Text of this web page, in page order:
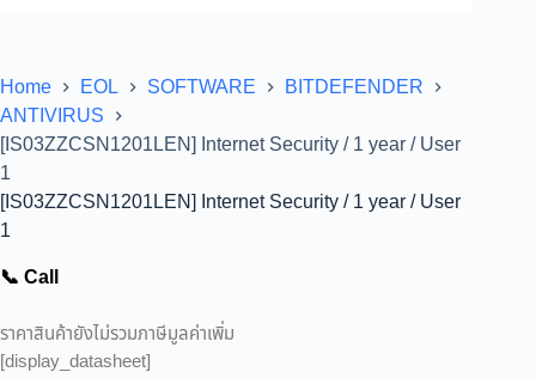
Home EOL SOFTWARE
BITDEFENDER
ANTIVIRUS
[IS03ZZCSN1201LEN] Internet Security / 1 year / User
1
[IS03ZZCSN1201LEN] Internet Security / 1 year / User
1
📞 Call
ราคาสินค้ายังไม่รวมภาษีมูลค่าเพิ่ม
[display_datasheet]